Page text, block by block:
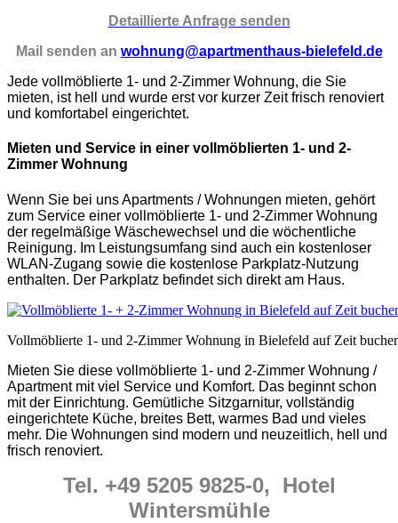
Detaillierte Anfrage senden
Mail senden an wohnung@apartmenthaus-bielefeld.de
Jede vollmöblierte 1- und 2-Zimmer Wohnung, die Sie
mieten, ist hell und wurde erst vor kurzer Zeit frisch renoviert
und komfortabel eingerichtet.
Mieten und Service in einer vollmöblierten 1- und 2-
Zimmer Wohnung
Wenn Sie bei uns Apartments / Wohnungen mieten, gehört
zum Service einer vollmöblierte 1- und 2-Zimmer Wohnung
der regelmäßige Wäschewechsel und die wöchentliche
Reinigung. Im Leistungsumfang sind auch ein kostenloser
WLAN-Zugang sowie die kostenlose Parkplatz-Nutzung
enthalten. Der Parkplatz befindet sich direkt am Haus.
Vollmöblierte 1- und 2-Zimmer Wohnung in Bielefeld auf Zeit
Mieten Sie diese vollmöblierte 1- und 2-Zimmer Wohnung /
Apartment mit viel Service und Komfort. Das beginnt schon
mit der Einrichtung. Gemütliche Sitzgarnitur, vollständig
eingerichtete Küche, breites Bett, warmes Bad und vieles
mehr. Die Wohnungen sind modern und neuzeitlich, hell und
frisch renoviert.
Tel. +49 5205 9825-0, Hotel
Wintersmühle